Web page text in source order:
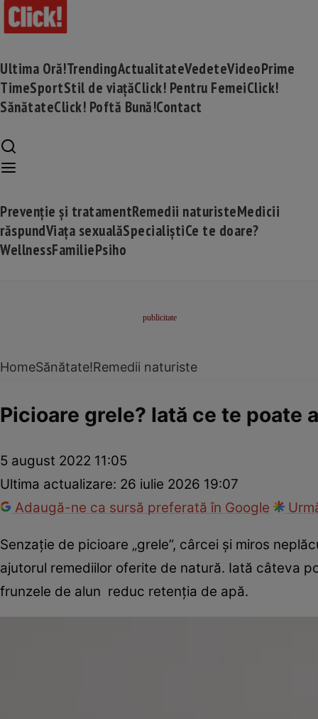
Ultima Oră!TrendingActualitateVedeteVideoPrime
TimeSportStil de viațăClick! Pentru FemeiClick!
SănătateClick! Poftă Bună!Contact
Prevenție și tratamentRemedii naturisteMedicii
răspundViața sexualăSpecialiștiCe te doare?
WellnessFamiliePsiho
HomeSănătate!Remedii naturiste
Picioare grele? Iată ce te poate
5 august 2022 11:05
Ultima actualizare: 26 iulie 2026 19:07
Adaugă-ne ca sursă preferată în Google
Senzaţie de picioare „grele”, cârcei şi miros
ajutorul remediilor oferite de natură. Iată câteva
frunzele de alun reduc retenția de apă.